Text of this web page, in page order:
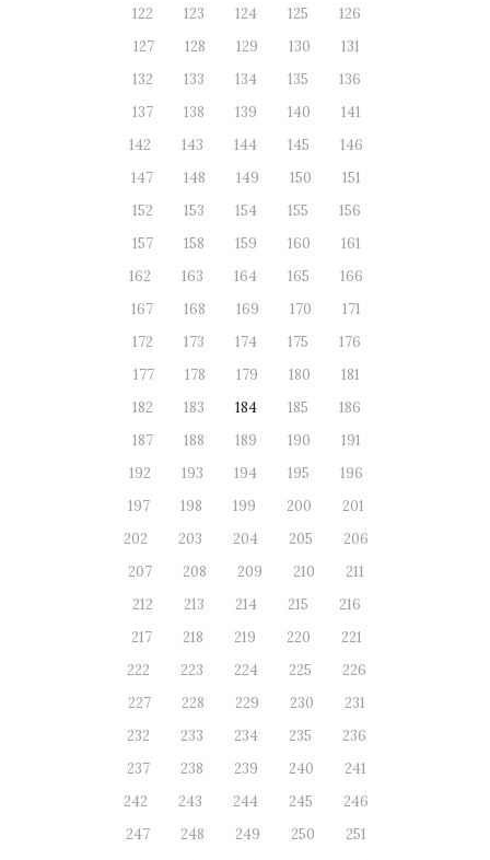
122
123 124 125
126
127
128 129 130
131
132
133 134 135
136
137
138 139 140
141
142
143 144 145
146
147
148 149 150
151
152
153 154 155
156
157
158 159 160
161
162
163 164 165
166
167
168 169 170
171
172
173 174 175
176
177
178 179 180
181
182
183 184 185
186
187
188 189 190
191
192
193 194 195
196
197
198 199 200
201
202
203 204 205
206
207
208 209 210
211
212
213 214 215
216
217
218 219 220
221
222
223 224 225
226
227
228 229 230
231
232
233 234 235
236
237
238 239 240
241
242
243 244 245
246
247
248 249 250
251